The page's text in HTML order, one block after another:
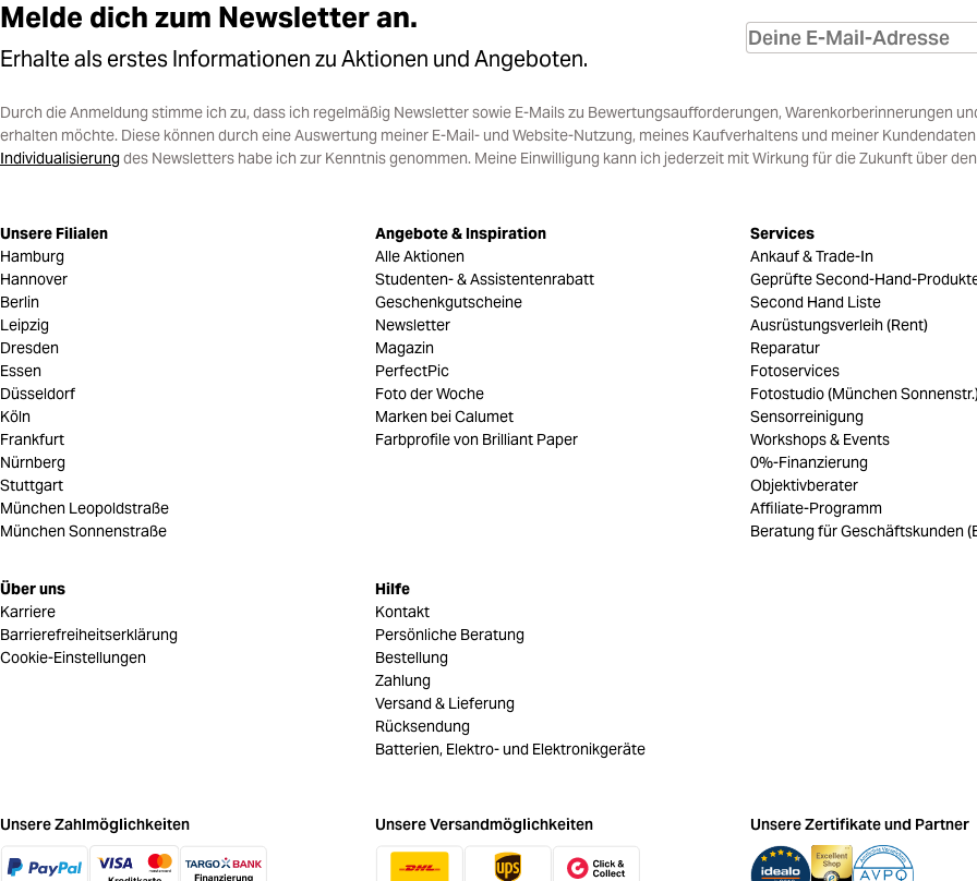
Melde dich zum Newsletter an.
Erhalte als erstes Informationen zu Aktionen und Angeboten.
Durch die Anmeldung stimme ich zu, dass ich regelmäßig Newsletter sowie E-Mails zu Bewertungsaufforderungen, Warenkorberinnerungen
erhalten möchte. Diese können durch eine Auswertung meiner E-Mail- und Website-Nutzung, meines Kaufverhaltens und meiner
Individualisierungdes Newsletters habe ich zur Kenntnis genommen. Meine Einwilligung kann ich jederzeit mit Wirkung für die Zukunft über
Unsere Filialen
Hamburg
Hannover
Berlin
Leipzig
Dresden
Essen
Düsseldorf
Köln
Frankfurt
Nürnberg
Stuttgart
München Leopoldstraße
München Sonnenstraße
Über uns
Karriere
Barrierefreiheitserklärung
Cookie-Einstellungen
Angebote & Inspiration
Alle Aktionen
Studenten- & Assistentenrabatt
Geschenkgutscheine
Newsletter
Magazin
PerfectPic
Foto der Woche
Marken bei Calumet
Farbprofile von Brilliant Paper
Hilfe
Kontakt
Persönliche Beratung
Bestellung
Zahlung
Versand & Lieferung
Rücksendung
Batterien, Elektro- und Elektronikgeräte
Services
Ankauf & Trade-In
Geprüfte Second-Hand-
Second Hand Liste
Ausrüstungsverleih (Rent)
Reparatur
Fotoservices
Fotostudio (München
Sensorreinigung
Workshops & Events
0%-Finanzierung
Objektivberater
Affiliate-Programm
Beratung für Geschäftskunden
Unsere Zahlmöglichkeiten Unsere Versandmöglichkeiten Unsere Zertifikate und Partner